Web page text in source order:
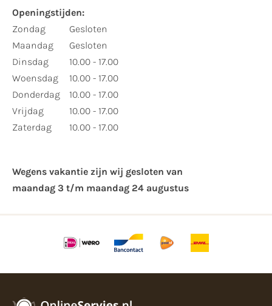
Openingstijden:
Zondag
Maandag
Dinsdag
Woensdag
Donderdag
Vrijdag
Zaterdag
Gesloten
Gesloten
10.00 - 17.00
10.00 - 17.00
10.00 - 17.00
10.00 - 17.00
10.00 - 17.00
Wegens vakantie zijn wij gesloten van ​
maandag 3 t/m maandag 24 augustus